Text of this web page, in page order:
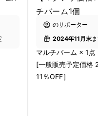
ンをテーマに、マ
もちろん、ビタミ
プトである「ビタ
ています。
ーム、ハンドク
持って管理するの
チバーム1個
のサポーター
2024年11月末
マルチバーム × 1点
[一般販売予定価格
11％OFF］